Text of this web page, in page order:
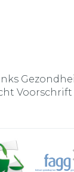
Voorschrift